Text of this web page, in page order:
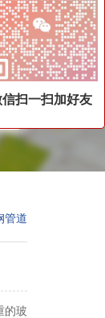
管道
的玻
信扫一扫加好友